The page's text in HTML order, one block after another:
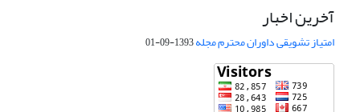
آخرین اخبار
امتیاز تشویقی داوران محترم مجله1393-09-01